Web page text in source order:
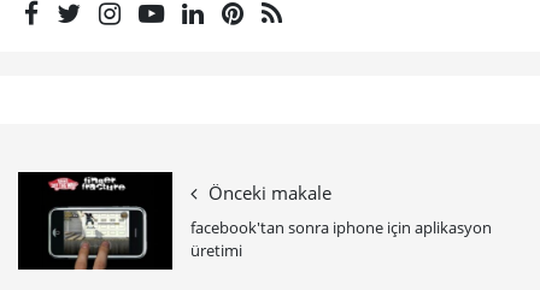
Önceki makale
facebook'tan sonra iphone için aplikasyon
üretimi